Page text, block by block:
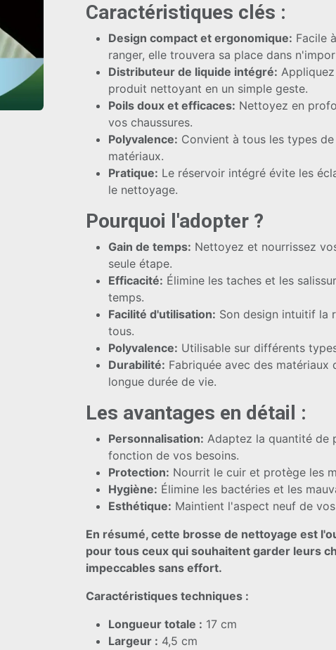
Caractéristiques clés :
Design compact et ergonomique: Facile
ranger, elle trouvera sa place dans
Distributeur de liquide intégré:
produit nettoyant en un simple geste.
Poils doux et efficaces: Nettoyez en
vos chaussures.
Polyvalence: Convient à tous les types
matériaux.
Pratique: Le réservoir intégré évite les
le nettoyage.
Pourquoi l'adopter ?
Gain de temps: Nettoyez et nourrissez
seule étape.
Efficacité: Élimine les taches et les
temps.
Facilité d'utilisation: Son design intuitif la
tous.
Polyvalence: Utilisable sur différents
Durabilité: Fabriquée avec des matériaux
longue durée de vie.
Les avantages en détail :
Personnalisation: Adaptez la quantité de
fonction de vos besoins.
Protection: Nourrit le cuir et protège les
Hygiène: Élimine les bactéries et les
Esthétique: Maintient l'aspect neuf de
En résumé, cette brosse de nettoyage est
pour tous ceux qui souhaitent garder leurs
impeccables sans effort.
Caractéristiques techniques :
Longueur totale : 17 cm
Largeur : 4,5 cm